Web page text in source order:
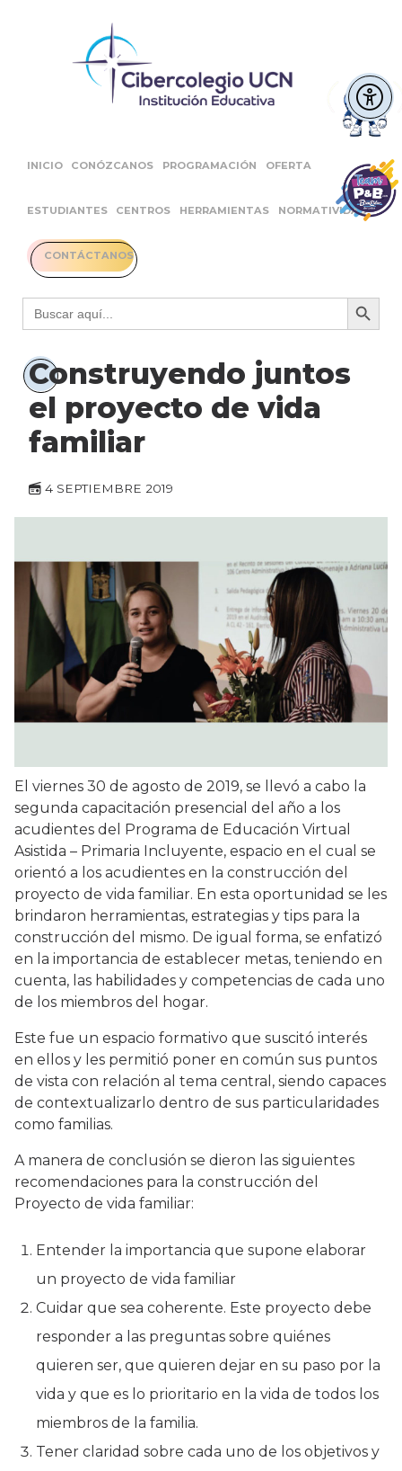
INICIO CONÓZCANOS PROGRAMACIÓN OFERTA
ESTUDIANTES CENTROS HERRAMIENTAS NORMATIVIDAD
CONTÁCTANOS
Buscar: Botón
Construyendo juntos
el proyecto de vida
familiar
4 SEPTIEMBRE 2019
El viernes 30 de agosto de 2019, se llevó a cabo la
segunda capacitación presencial del año a los
acudientes del Programa de Educación Virtual
Asistida – Primaria Incluyente, espacio en el cual se
orientó a los acudientes en la construcción del
proyecto de vida familiar. En esta oportunidad se les
brindaron herramientas, estrategias y tips para la
construcción del mismo. De igual forma, se enfatizó
en la importancia de establecer metas, teniendo en
cuenta, las habilidades y competencias de cada uno
de los miembros del hogar.
Este fue un espacio formativo que suscitó interés
en ellos y les permitió poner en común sus puntos
de vista con relación al tema central, siendo capaces
de contextualizarlo dentro de sus particularidades
como familias.
A manera de conclusión se dieron las siguientes
recomendaciones para la construcción del
Proyecto de vida familiar:
Entender la importancia que supone elaborar
un proyecto de vida familiar
Cuidar que sea coherente. Este proyecto debe
responder a las preguntas sobre quiénes
quieren ser, que quieren dejar en su paso por la
vida y que es lo prioritario en la vida de todos los
miembros de la familia.
Tener claridad sobre cada uno de los objetivos y